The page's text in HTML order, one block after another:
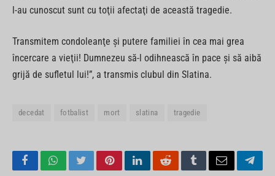
l-au cunoscut sunt cu toţii afectaţi de această tragedie.
Transmitem condoleanţe şi putere familiei în cea mai grea
încercare a vieţii! Dumnezeu să-l odihnească în pace şi să aibă
grijă de sufletul lui!”, a transmis clubul din Slatina.
decedat fotbalist mort slatina tragedie
FacebookWhatsApp
TwitterPinterestLinkedInRedditTumblrEmail